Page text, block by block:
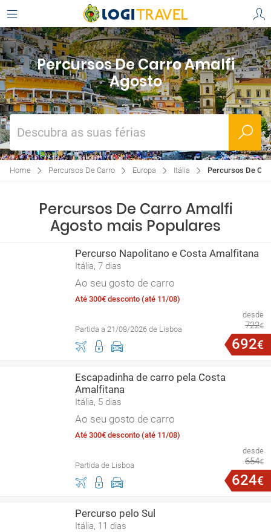
Percursos De Carro Amalfi
Agosto
Descubra as suas férias
Home Percursos De Carro Europa Itália Percursos De
Percursos De Carro Amalfi
Agosto mais Populares
Percurso Napolitano e Costa Amalfitana
Itália, 7 dias
Ao seu gosto de carro
Até 300€ desconto (até 11/08)
Partida a 21/08/2026 de Lisboa
desde
722€
692€
Escapadinha de carro pela Costa
Amalfitana
Itália, 5 dias
Ao seu gosto de carro
Até 300€ desconto (até 11/08)
Partida de Lisboa
desde
654€
624€
Percurso pelo Sul
Itália, 11 dias